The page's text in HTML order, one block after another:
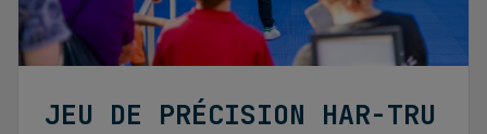
JEU DE PRÉCISION HAR-TRU